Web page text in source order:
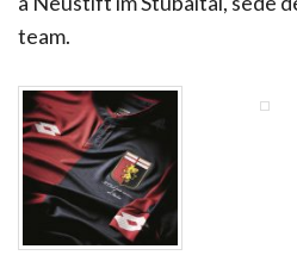
team.